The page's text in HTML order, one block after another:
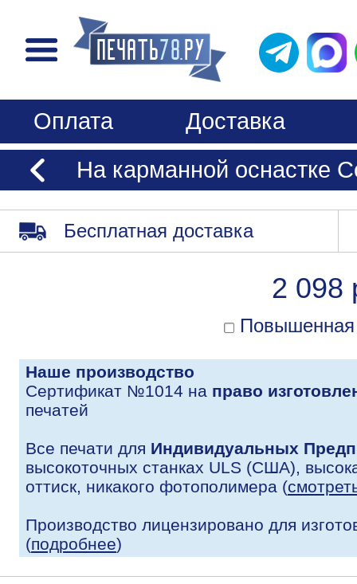
Оплата
Доставка
На карманной оснастке
Бесплатная доставка
2 098
Повышенная
Наше производство
Сертификат №1014 на право
печатей
Все печати для Индивидуальных
высокоточных станках ULS (США),
оттиск, никакого фотополимера (
Производство лицензировано для
(подробнее)